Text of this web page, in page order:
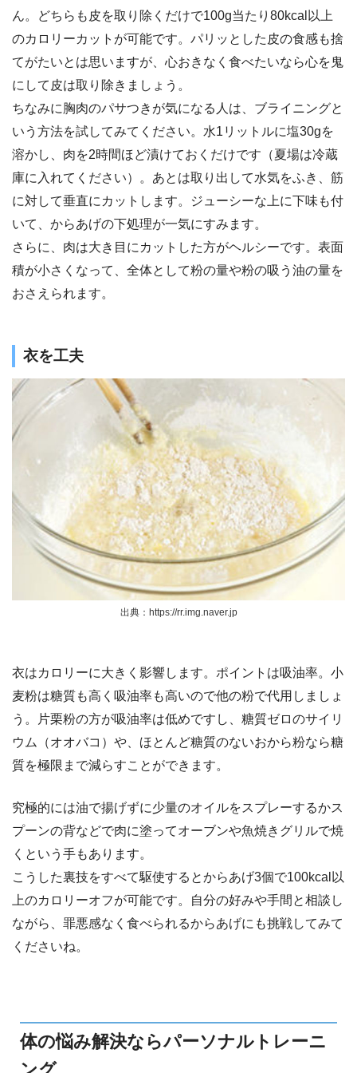
ん。どちらも皮を取り除くだけで100g当たり80kcal以上
のカロリーカットが可能です。パリッとした皮の食感も捨
てがたいとは思いますが、心おきなく食べたいなら心を鬼
にして皮は取り除きましょう。
ちなみに胸肉のパサつきが気になる人は、ブライニングと
いう方法を試してみてください。水1リットルに塩30gを
溶かし、肉を2時間ほど漬けておくだけです（夏場は冷蔵
庫に入れてください）。あとは取り出して水気をふき、筋
に対して垂直にカットします。ジューシーな上に下味も付
いて、からあげの下処理が一気にすみます。
さらに、肉は大き目にカットした方がヘルシーです。表面
積が小さくなって、全体として粉の量や粉の吸う油の量を
おさえられます。
衣を工夫
出典：https://rr.img.naver.jp
衣はカロリーに大きく影響します。ポイントは吸油率。小
麦粉は糖質も高く吸油率も高いので他の粉で代用しましょ
う。片栗粉の方が吸油率は低めですし、糖質ゼロのサイリ
ウム（オオバコ）や、ほとんど糖質のないおから粉なら糖
質を極限まで減らすことができます。
究極的には油で揚げずに少量のオイルをスプレーするかス
プーンの背などで肉に塗ってオーブンや魚焼きグリルで焼
くという手もあります。
こうした裏技をすべて駆使するとからあげ3個で100kcal以
上のカロリーオフが可能です。自分の好みや手間と相談し
ながら、罪悪感なく食べられるからあげにも挑戦してみて
くださいね。
体の悩み解決ならパーソナルトレーニ